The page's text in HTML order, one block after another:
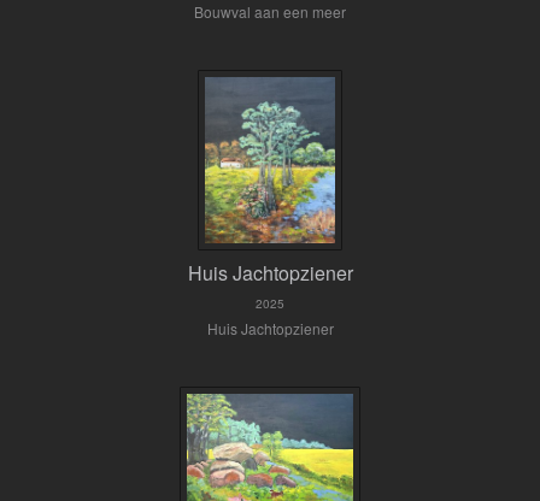
Bouwval aan een meer
Huis Jachtopziener
2025
Huis Jachtopziener